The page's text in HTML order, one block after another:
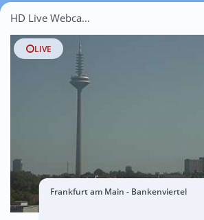
HD Live Webcams Dornholzhausen
LIVE
Frankfurt am Main - Bankenviertel